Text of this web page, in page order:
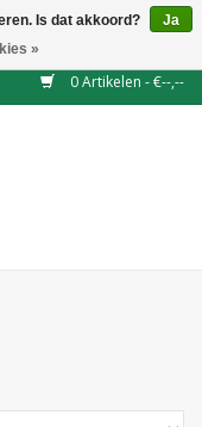
0 Artikelen - €--,--
Is dat akkoord?
Ja
»